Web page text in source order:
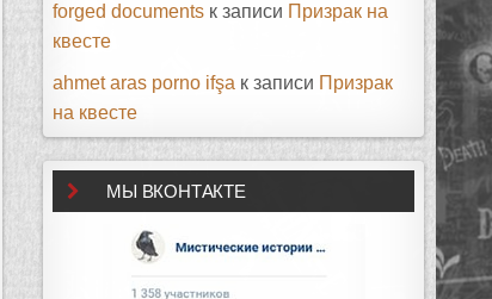
forged documents к записи Призрак на
квесте
ahmet aras porno ifşa к записи Призрак
на квесте
МЫ ВКОНТАКТЕ